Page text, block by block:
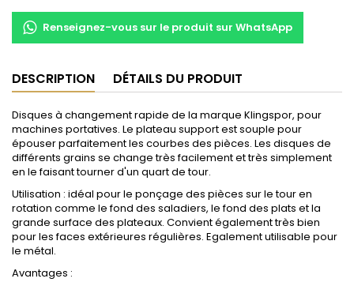
Renseignez-vous sur le produit sur WhatsApp
DESCRIPTION DÉTAILS DU PRODUIT
Disques à changement rapide de la marque Klingspor, pour
machines portatives. Le plateau support est souple pour
épouser parfaitement les courbes des pièces. Les disques de
différents grains se change très facilement et très simplement
en le faisant tourner d'un quart de tour.
Utilisation : idéal pour le ponçage des pièces sur le tour en
rotation comme le fond des saladiers, le fond des plats et la
grande surface des plateaux. Convient également très bien
pour les faces extérieures régulières. Egalement utilisable pour
le métal.
Avantages :